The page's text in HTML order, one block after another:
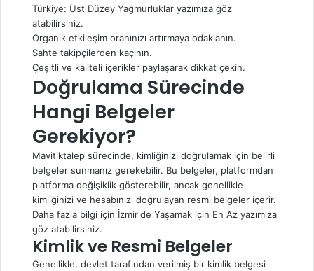
Türkiye: Üst Düzey Yağmurluklar yazımıza göz
atabilirsiniz.
Organik etkileşim oranınızı artırmaya odaklanın.
Sahte takipçilerden kaçının.
Çeşitli ve kaliteli içerikler paylaşarak dikkat çekin.
Doğrulama Sürecinde
Hangi Belgeler
Gerekiyor?
Mavitiktalep sürecinde, kimliğinizi doğrulamak için belirli
belgeler sunmanız gerekebilir. Bu belgeler, platformdan
platforma değişiklik gösterebilir, ancak genellikle
kimliğinizi ve hesabınızı doğrulayan resmi belgeler içerir.
Daha fazla bilgi için İzmir'de Yaşamak için En Az yazımıza
göz atabilirsiniz.
Kimlik ve Resmi Belgeler
Genellikle, devlet tarafından verilmiş bir kimlik belgesi